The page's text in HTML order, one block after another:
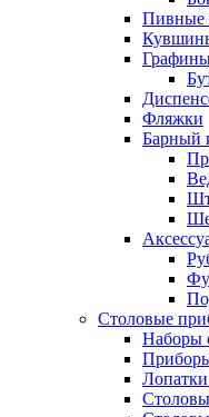
Пивные
Фляжки
Барный
Столовые
Наборы
Лопатки